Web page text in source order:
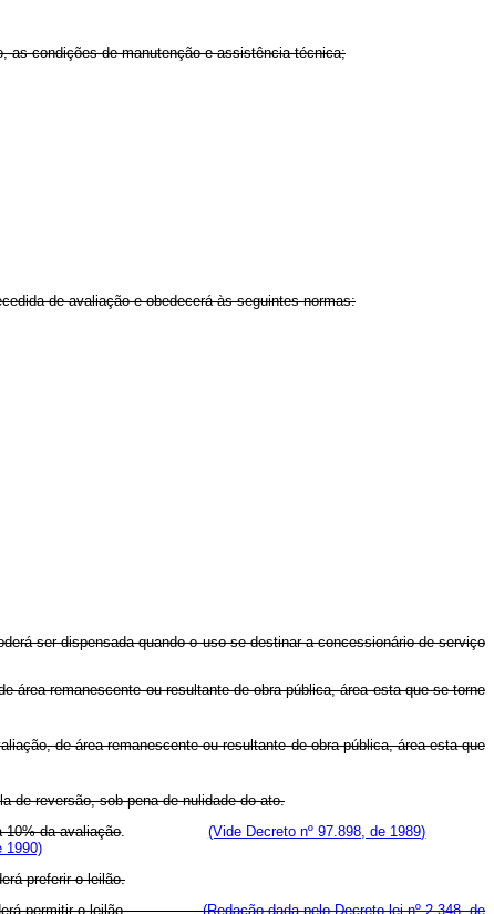
condições de manutenção e assistência técnica;
de avaliação e obedecerá às seguintes normas:
ser dispensada quando o uso se destinar a concessionário de serviço
remanescente ou resultante de obra pública, área esta que se torne
de área remanescente ou resultante de obra pública, área esta que
reversão, sob pena de nulidade do ato.
10% da avaliação. (Vide Decreto nº 97.898, de 1989)
1990)
preferir o leilão.
poderá permitir o leilão.(Redação dada pelo Decreto-lei nº 2.348, de